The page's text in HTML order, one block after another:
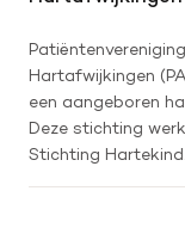
Hartafwijkingen
een aangeboren
Deze stichting
Stichting Hartekind.